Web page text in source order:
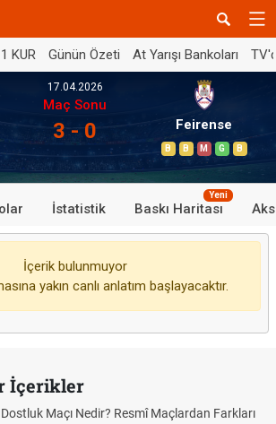
KUR Günün Özeti At Yarışı Bankoları
17.04.2026
Maç Sonu
3 - 0 Feirense
B B M G B
İstatistik Baskı Haritası
Yeni
İçerik bulunmuyor
yakın canlı anlatım başlayacaktır.
İçerikler
Dostluk Maçı Nedir? Resmî Maçlardan Farkları